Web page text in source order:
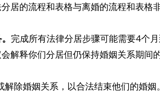
居的流程和表格与离婚的流程和表格
完成所有法律分居步骤可能需要4个月
解释你们分居但仍保持婚姻关系期间
除婚姻关系，以合法结束他们的婚姻。